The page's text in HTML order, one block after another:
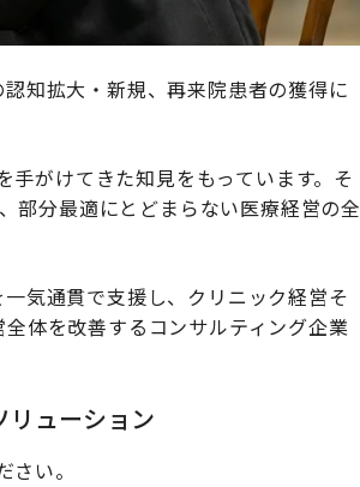
知拡大・新規、再来院患者の獲得に
がけてきた知見をもっています。そ
部分最適にとどまらない医療経営の全
気通貫で支援し、クリニック経営そ
体を改善するコンサルティング企業
リューション
い。